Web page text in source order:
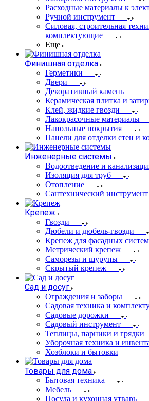
Расходные материалы к
Ручной инструмент
Силовая, строительная
комплектующие
Еще
Финишная отделка
Герметики
Двери
Декоративный камень
Керамическая плитка и
Клей, жидкие гвозди
Лакокрасочные материалы
Напольные покрытия
Панели для отделки стен и
Инженерные системы
Водоотведение и
Изоляция для труб
Отопление
Сантехнический инструмент
Крепеж
Гвозди
Дюбели и дюбель-гвозди
Крепеж для фасадных систем
Метрический крепеж
Саморезы и шурупы
Скрытый крепеж
Сад и досуг
Ограждения и заборы
Садовая техника и
Садовые дорожки
Садовый инструмент
Теплицы, парники и грядки
Уборочная техника и
Хозблоки и бытовки
Товары для дома
Бытовая техника
Мебель
Посуда и кухонная утварь